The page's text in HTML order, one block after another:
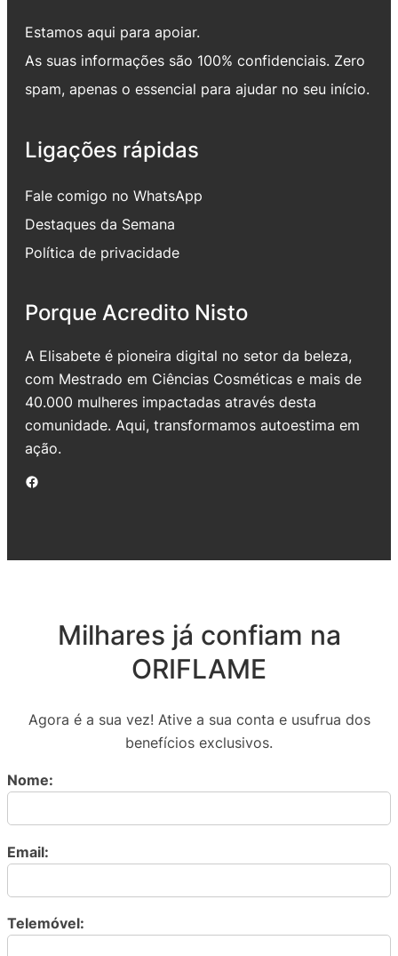
Estamos aqui para apoiar.
As suas informações são 100% confidenciais. Zero
spam, apenas o essencial para ajudar no seu início.
Ligações rápidas
Fale comigo no WhatsApp
Destaques da Semana
Política de privacidade
Porque Acredito Nisto
A Elisabete é pioneira digital no setor da beleza,
com Mestrado em Ciências Cosméticas e mais de
40.000 mulheres impactadas através desta
comunidade. Aqui, transformamos autoestima em
ação.
Facebook
Milhares já confiam na
ORIFLAME
Agora é a sua vez! Ative a sua conta e usufrua dos
benefícios exclusivos.
Nome:
Email:
Telemóvel: